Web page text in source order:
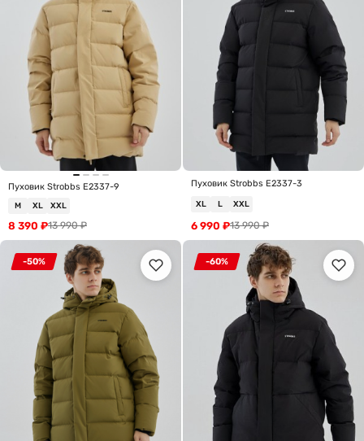
Пуховик Strobbs E2337-9
M XL XXL
13 990₽
8 390 ₽
Пуховик Strobbs E2337-3
XL L XXL
13 990₽
6 990 ₽
-50% -60%